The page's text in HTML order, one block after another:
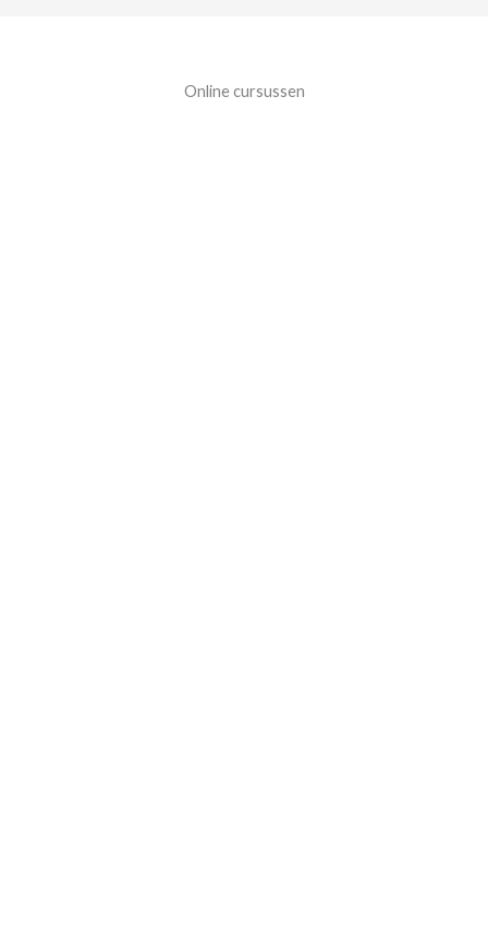
Online cursussen